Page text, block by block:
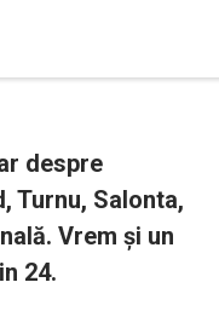
despre
Turnu, Salonta,
Vrem și un
24.